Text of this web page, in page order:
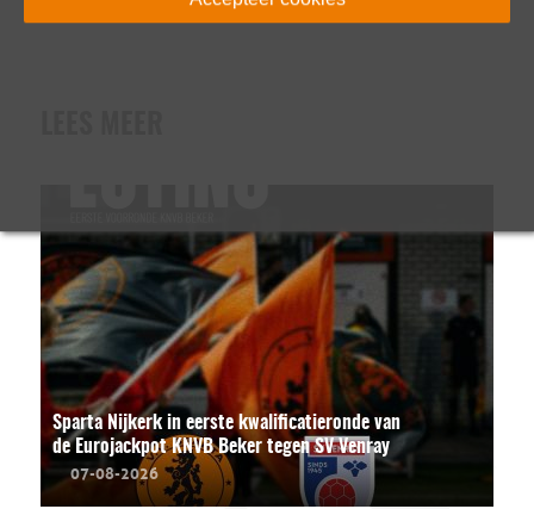
Sparta Nijkerk in eerste kwalificatieronde van
de Eurojackpot KNVB Beker tegen SV Venray
07-08-2026